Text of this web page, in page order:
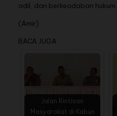
adil, dan berkeadaban hukum.
(Amir)
BACA JUGA
Jalan Rintisan
Masyarakat di Kabun